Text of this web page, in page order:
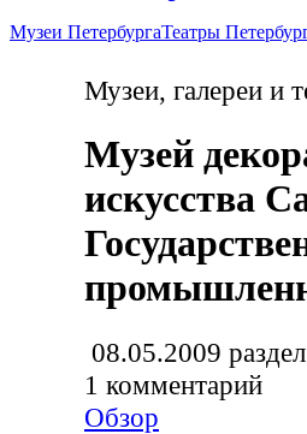
Музеи ПетербургаТеатры
Музеи, галереи и
Музей
искусства
08.05.2009
1 комментарий
Обзор